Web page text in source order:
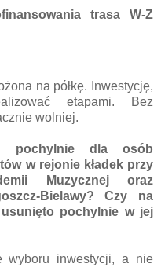
trasa W-Z
na półkę. Inwestycję,
etapami. Bez
wolniej.
pochylnie dla osób
w rejonie kładek przy
Muzycznej oraz
Bielawy? Czy na
pochylnie w jej
wyboru inwestycji, a nie